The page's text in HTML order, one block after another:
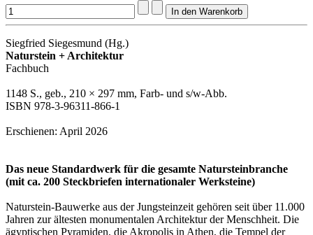
Siegfried Siegesmund (Hg.)
Naturstein + Architektur
Fachbuch
1148 S., geb., 210 × 297 mm, Farb- und s/w-Abb.
ISBN 978-3-96311-866-1
Erschienen: April 2026
Das neue Standardwerk für die gesamte Natursteinbranche
(mit ca. 200 Steckbriefen internationaler Werksteine)
Naturstein-Bauwerke aus der Jungsteinzeit gehören seit über 11.000
Jahren zur ältesten monumentalen Architektur der Menschheit. Die
ägyptischen Pyramiden, die Akropolis in Athen, die Tempel der